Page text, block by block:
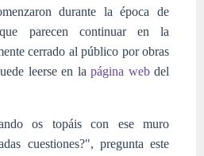
durante la época de
parecen continuar en la
cerrado al público por obras
leerse en lapágina webdel
os topáis con ese muro
cuestiones?", pregunta este